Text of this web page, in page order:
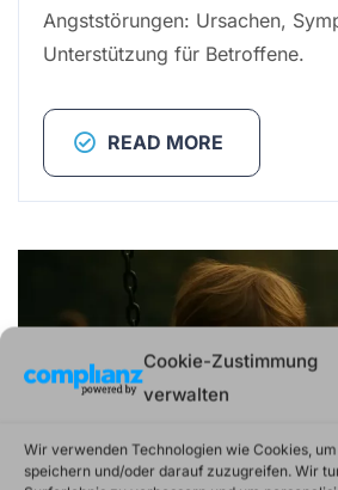
Cookie-Zustimmung
verwalten
Wir verwenden Technologien wie Cookies,
speichern und/oder darauf zuzugreifen. Wir
Angststörungen: Ursachen,
Unterstützung für Betroffene.
READ MORE